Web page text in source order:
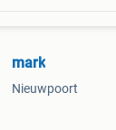
mark
Nieuwpoort